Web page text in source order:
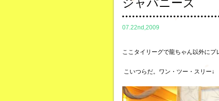
ジャパニーズ
07.22nd,2009
ここタイリーグで龍ちゃん以外に
こいつらだ。ワン・ツー・スリ